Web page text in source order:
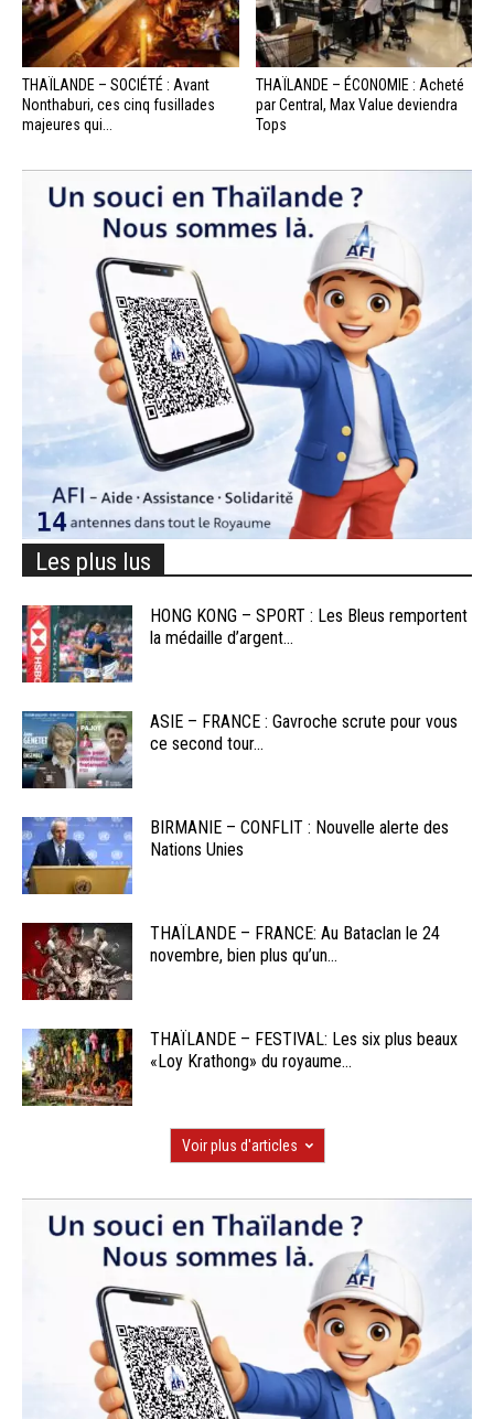
THAÏLANDE – SOCIÉTÉ : Avant
Nonthaburi, ces cinq fusillades
majeures qui...
THAÏLANDE – ÉCONOMIE : Acheté
par Central, Max Value deviendra
Tops
Les plus lus
HONG KONG – SPORT : Les Bleus remportent
la médaille d’argent...
ASIE – FRANCE : Gavroche scrute pour vous
ce second tour...
BIRMANIE – CONFLIT : Nouvelle alerte des
Nations Unies
THAÏLANDE – FRANCE: Au Bataclan le 24
novembre, bien plus qu’un...
THAÏLANDE – FESTIVAL: Les six plus beaux
«Loy Krathong» du royaume...
Voir plus d'articles